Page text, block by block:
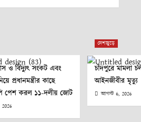
ও বিদ্যুৎ সংকট এবং
প্রধানমন্ত্রীর কাছে
পেশ করল ১১-দলীয় জোট
দেশজুড়ে
চাঁদপুরে মামলা
আইনজীবীর মৃত্যু
আগস্ট 6, 2026